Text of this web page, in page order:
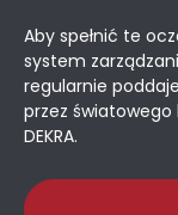
Aby spełnić te
system
regularnie
przez
DEKRA.